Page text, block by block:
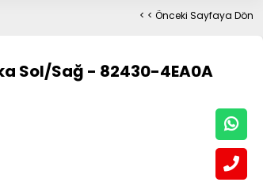
< < Önceki Sayfaya Dön
Sol/Sağ - 82430-4EA0A